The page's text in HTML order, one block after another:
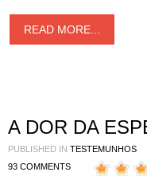
READ MORE...
A DOR DA
PUBLISHED IN TESTEMUNHOS
93 COMMENTS